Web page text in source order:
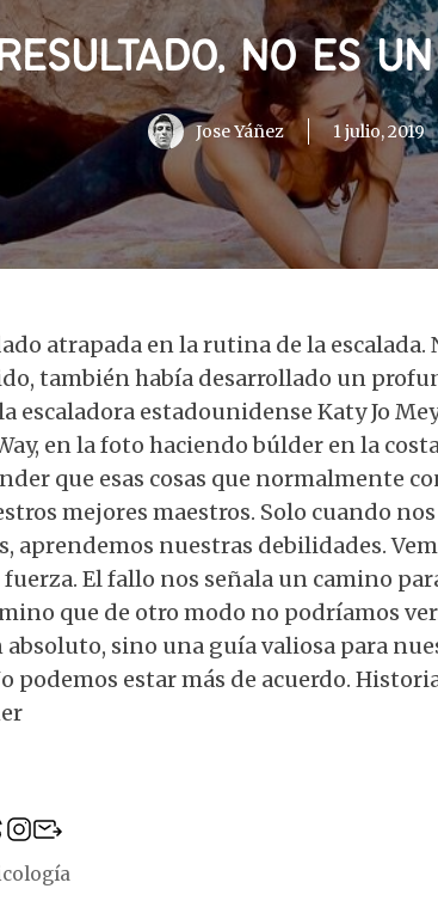
NO ES
Jose Yáñez 1 julio, 2019
atrapada en la rutina de la
también había desarrollado un
escaladora estadounidense Katy Jo
en la foto haciendo búlder en la
que esas cosas que normalmente
mejores maestros. Solo cuando
aprendemos nuestras debilidades.
El fallo nos señala un camino
que de otro modo no podríamos
absoluto, sino una guía valiosa para
podemos estar más de acuerdo.